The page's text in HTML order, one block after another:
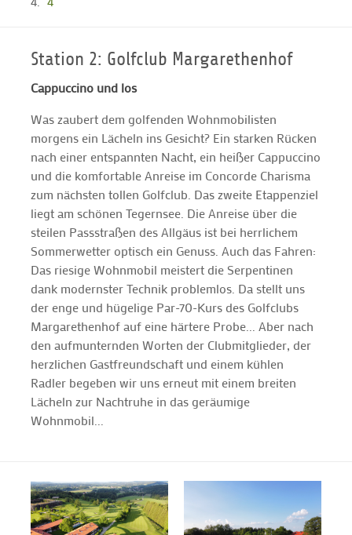
Station 2: Golfclub Margarethenhof
Cappuccino und los
Was zaubert dem golfenden Wohnmobilisten
morgens ein Lächeln ins Gesicht? Ein starken Rücken
nach einer entspannten Nacht, ein heißer Cappuccino
und die komfortable Anreise im Concorde Charisma
zum nächsten tollen Golfclub. Das zweite Etappenziel
liegt am schönen Tegernsee. Die Anreise über die
steilen Passstraßen des Allgäus ist bei herrlichem
Sommerwetter optisch ein Genuss. Auch das Fahren:
Das riesige Wohnmobil meistert die Serpentinen
dank modernster Technik problemlos. Da stellt uns
der enge und hügelige Par-70-Kurs des Golfclubs
Margarethenhof auf eine härtere Probe... Aber nach
den aufmunternden Worten der Clubmitglieder, der
herzlichen Gastfreundschaft und einem kühlen
Radler begeben wir uns erneut mit einem breiten
Lächeln zur Nachtruhe in das geräumige
Wohnmobil...